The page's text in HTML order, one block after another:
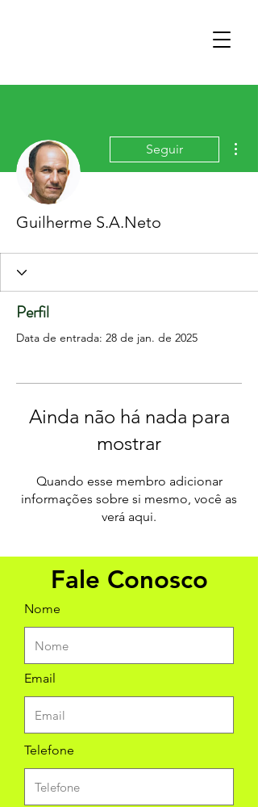
Seguir
Guilherme S.A.Neto
Perfil
Data de entrada: 28 de jan. de 2025
Ainda não há nada para
mostrar
Quando esse membro adicionar
informações sobre si mesmo, você as
verá aqui.
Fale Conosco
Nome
Email
Telefone